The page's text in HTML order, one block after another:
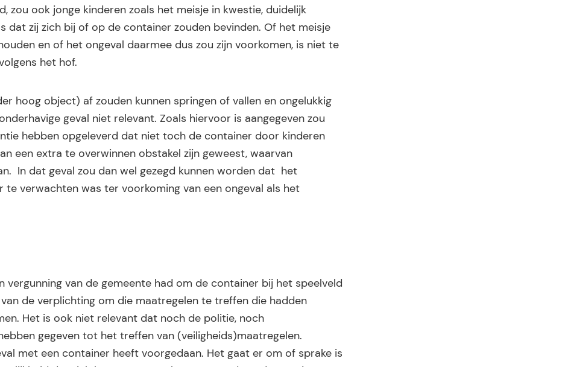
zou ook jonge kinderen zoals het meisje in kwestie, duidelijk
dat zij zich bij of op de container zouden bevinden. Of het meisje
en of het ongeval daarmee dus zou zijn voorkomen, is niet te
het hof.
hoog object) af zouden kunnen springen of vallen en ongelukkig
geval niet relevant. Zoals hiervoor is aangegeven zou
hebben opgeleverd dat niet toch de container door kinderen
een extra te overwinnen obstakel zijn geweest, waarvan
In dat geval zou dan wel gezegd kunnen worden dat het
verwachten was ter voorkoming van een ongeval als het
van de gemeente had om de container bij het speelveld
de verplichting om die maatregelen te treffen die hadden
Het is ook niet relevant dat noch de politie, noch
gegeven tot het treffen van (veiligheids)maatregelen.
met een container heeft voorgedaan. Het gaat er om of sprake is